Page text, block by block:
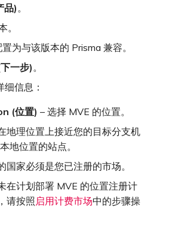
品)。
。
为与该版本的 Prisma 兼容。
一步)。
信息：
(位置) – 选择 MVE 的位置。
地理位置上接近您的目标分支机
地位置的站点。
国家必须是您已注册的市场。
在计划部署 MVE 的位置注册计
请按照启用计费市场中的步骤操